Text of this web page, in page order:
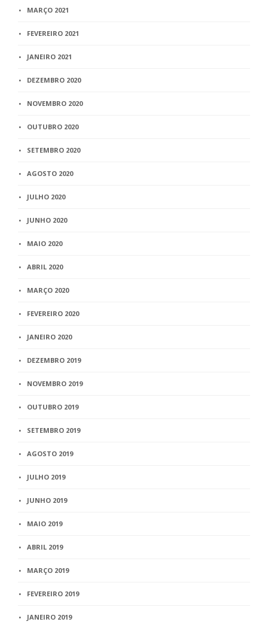
MARÇO 2021
FEVEREIRO 2021
JANEIRO 2021
DEZEMBRO 2020
NOVEMBRO 2020
OUTUBRO 2020
SETEMBRO 2020
AGOSTO 2020
JULHO 2020
JUNHO 2020
MAIO 2020
ABRIL 2020
MARÇO 2020
FEVEREIRO 2020
JANEIRO 2020
DEZEMBRO 2019
NOVEMBRO 2019
OUTUBRO 2019
SETEMBRO 2019
AGOSTO 2019
JULHO 2019
JUNHO 2019
MAIO 2019
ABRIL 2019
MARÇO 2019
FEVEREIRO 2019
JANEIRO 2019